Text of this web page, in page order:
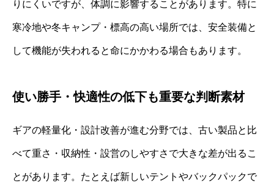
りにくいですが、体調に影響することがあります。特に
寒冷地や冬キャンプ・標高の高い場所では、安全装備と
して機能が失われると命にかかわる場合もあります。
使い勝手・快適性の低下も重要な判断素材
ギアの軽量化・設計改善が進む分野では、古い製品と比
べて重さ・収納性・設営のしやすさで大きな差が出るこ
とがあります。たとえば新しいテントやバックパックで